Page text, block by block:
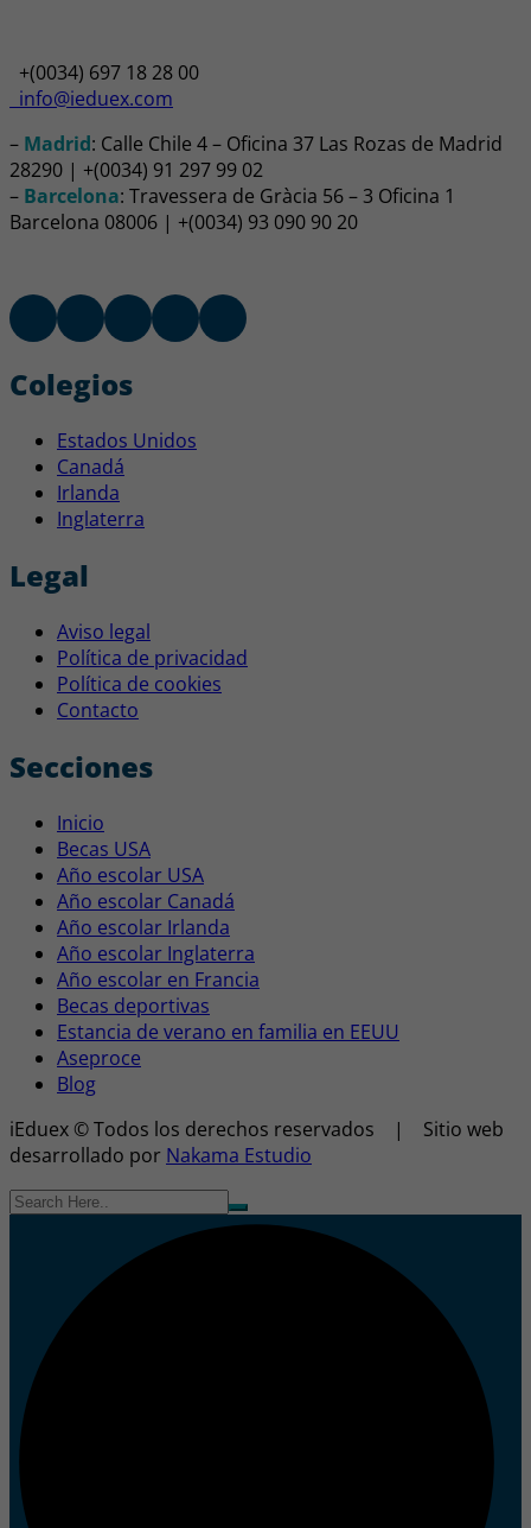
+(0034) 697 18 28 00
info@ieduex.com
– Madrid: Calle Chile 4 – Oficina 37 Las Rozas de Madrid
28290 | +(0034) 91 297 99 02
– Barcelona: Travessera de Gràcia 56 – 3 Oficina 1
Barcelona 08006 | +(0034) 93 090 90 20
Colegios
Estados Unidos
Canadá
Irlanda
Inglaterra
Legal
Aviso legal
Política de privacidad
Política de cookies
Contacto
Secciones
Inicio
Becas USA
Año escolar USA
Año escolar Canadá
Año escolar Irlanda
Año escolar Inglaterra
Año escolar en Francia
Becas deportivas
Estancia de verano en familia en EEUU
Aseproce
Blog
iEduex © Todos los derechos reservados | Sitio web
desarrollado por Nakama Estudio